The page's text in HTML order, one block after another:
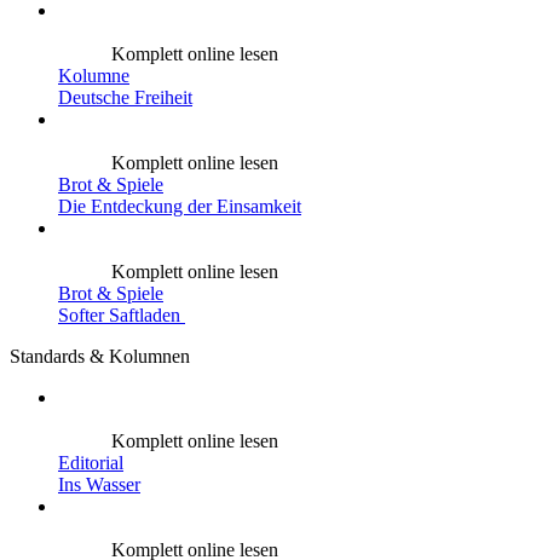
Komplett online lesen
Kolumne
Deutsche Freiheit
Komplett online lesen
Brot & Spiele
Die Entdeckung der Einsamkeit
Komplett online lesen
Brot & Spiele
Softer Saftladen
Standards & Kolumnen
Komplett online lesen
Editorial
Ins Wasser
Komplett online lesen